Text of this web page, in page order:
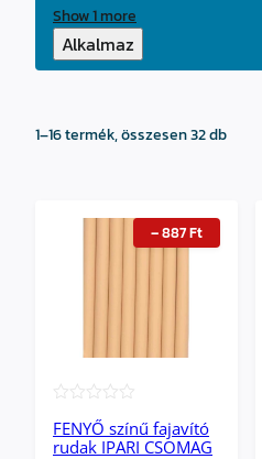
Show 1 more
Alkalmaz
1–16 termék, összesen 32 dbSorted
–887Ft
FENYŐ színű fajavító
rudak IPARI CSOMAG